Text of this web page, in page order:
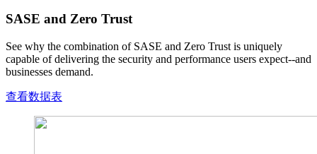
SASE and Zero Trust
See why the combination of SASE and Zero Trust is uniquely
capable of delivering the security and performance users expect--and
businesses demand.
查看数据表